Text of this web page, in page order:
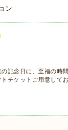
ン
記念日に、至福の時
チケットご用意してお